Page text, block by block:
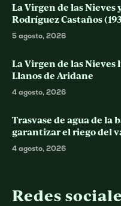
La Virgen de las
Rodríguez Castaños
5 agosto, 2026
La Virgen de las Nieves
Llanos de Aridane
4 agosto, 2026
Trasvase de agua de la
garantizar el riego del
4 agosto, 2026
Redes